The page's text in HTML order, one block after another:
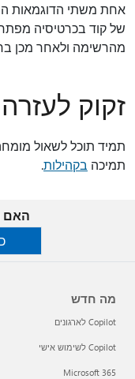
אחת משתי הדוגמאות
של קוד בכרטיסיה
מהרשימה ולאחר מכן
זקוק
תמיד תוכל לשאול
תמיכה בקהילות.
האם
מה חדש
Copilot לארגונים
Copilot לשימוש אישי
Microsoft 365